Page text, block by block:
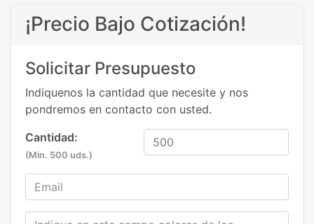
¡Precio Bajo Cotización!
Solicitar Presupuesto
Indiquenos la cantidad que necesite y nos
pondremos en contacto con usted.
Cantidad:
(Min. 500 uds.)